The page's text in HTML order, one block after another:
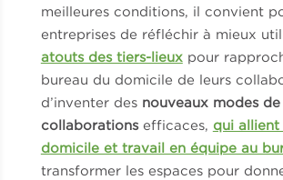
meilleures conditions, il convient
entreprises de réfléchir à mieux
atouts des tiers-lieux pour
bureau du domicile de leurs
d’inventer des nouveaux modes de
collaborationsefficaces, qui
domicile et travail en équipe au
transformer les espaces pour